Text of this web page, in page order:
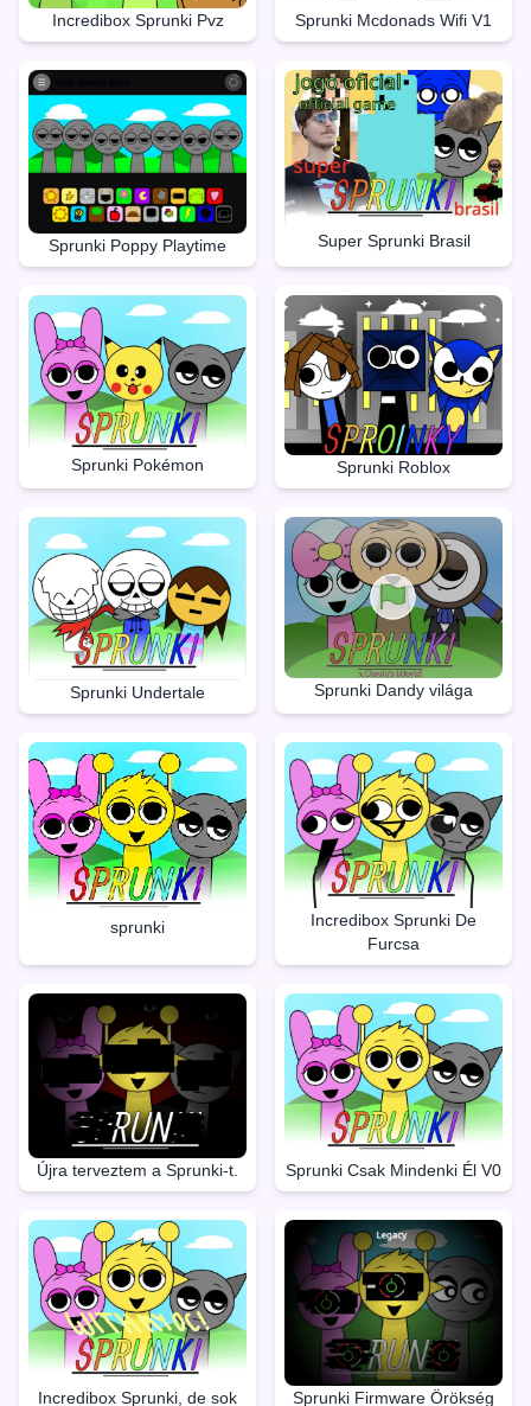
Incredibox Sprunki Pvz Sprunki Mcdonads Wifi V1
Sprunki Poppy Playtime Super Sprunki Brasil
Sprunki Pokémon Sprunki Roblox
Sprunki Undertale Sprunki Dandy világa
sprunki
Incredibox Sprunki De
Furcsa
Újra terveztem a Sprunki-t. Sprunki Csak Mindenki Él V0
Incredibox Sprunki, de sok Sprunki Firmware Örökség